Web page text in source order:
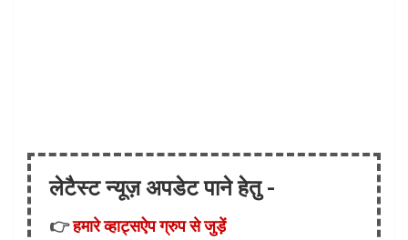
लेटैस्ट न्यूज़ अपडेट पाने हेतु -
👉हमारे व्हाट्सऐप ग्रुप से जुड़ें